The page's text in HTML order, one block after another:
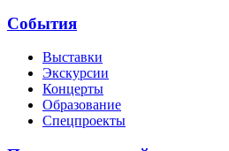
События
Выставки
Экскурсии
Концерты
Образование
Спецпроекты